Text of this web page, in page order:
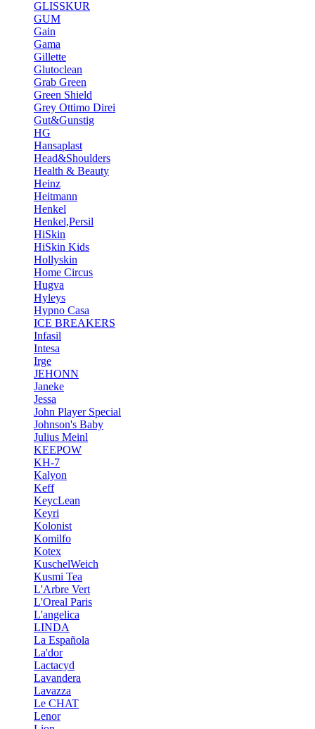
GLISSKUR
GUM
Gain
Gama
Gillette
Glutoclean
Grab Green
Green Shield
Grey Ottimo Direi
Gut&Gunstig
HG
Hansaplast
Head&Shoulders
Health & Beauty
Heinz
Heitmann
Henkel
Henkel,Persil
HiSkin
HiSkin Kids
Hollyskin
Home Circus
Hugva
Hyleys
Hypno Casa
ICE BREAKERS
Infasil
Intesa
Irge
JEHONN
Janeke
Jessa
John Player Special
Johnson's Baby
Julius Meinl
KEEPOW
KH-7
Kalyon
Keff
KeycLean
Keyri
Kolonist
Komilfo
Kotex
KuschelWeich
Kusmi Tea
L'Arbre Vert
L'Oreal Paris
L'angelica
LINDA
La Española
La'dor
Lactacyd
Lavandera
Lavazza
Le CHAT
Lenor